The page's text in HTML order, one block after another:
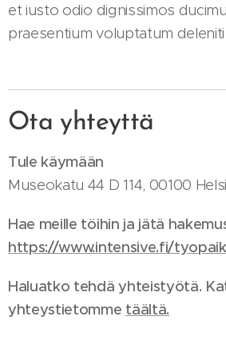
et iusto odio dignissimos
praesentium voluptatum
Ota yhteyttä
Tule käymään
Museokatu 44 D 114, 00100
Hae meille töihin ja jätä
https://www.intensive.fi/
Haluatko tehdä yhteistyötä.
yhteystietomme täältä.